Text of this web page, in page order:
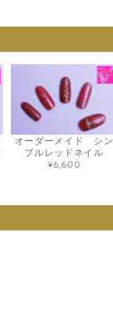
オーダーメイド シン
プルレッドネイル
¥6,600